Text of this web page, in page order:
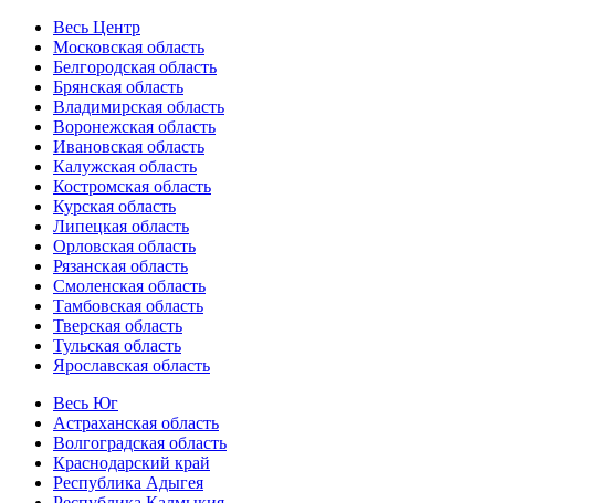
Весь Центр
Московская область
Белгородская область
Брянская область
Владимирская область
Воронежская область
Ивановская область
Калужская область
Костромская область
Курская область
Липецкая область
Орловская область
Рязанская область
Смоленская область
Тамбовская область
Тверская область
Тульская область
Ярославская область
Весь Юг
Астраханская область
Волгоградская область
Краснодарский край
Республика Адыгея